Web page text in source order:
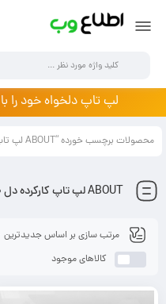
لپ تاپ دلخواه خود را
محصولات برچسب خورده “ABOUT لپ تاپ کارکرده دل DELL 5590”
ABOUT لپ تاپ کارکرده دل DELL 5590
کالاهای موجود